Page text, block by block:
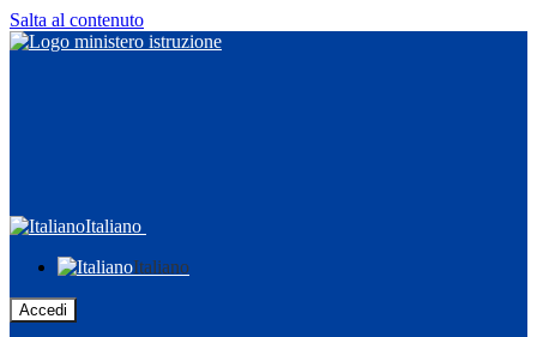
Salta al contenuto
Italiano
Italiano
Accedi